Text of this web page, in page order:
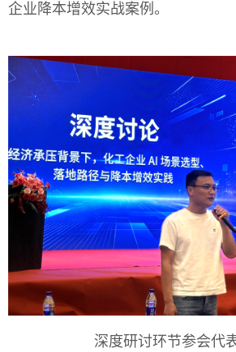
企业降本增效实战案例。
深度研讨环节参会代